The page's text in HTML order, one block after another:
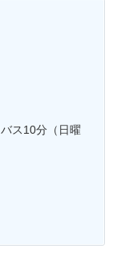
ス10分（日曜